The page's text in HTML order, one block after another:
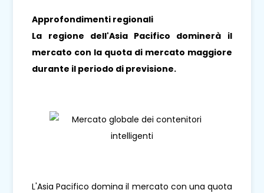
Approfondimenti regionali
La regione dell'Asia Pacifico dominerà il
mercato con la quota di mercato maggiore
durante il periodo di previsione.
L'Asia Pacifico domina il mercato con una quota